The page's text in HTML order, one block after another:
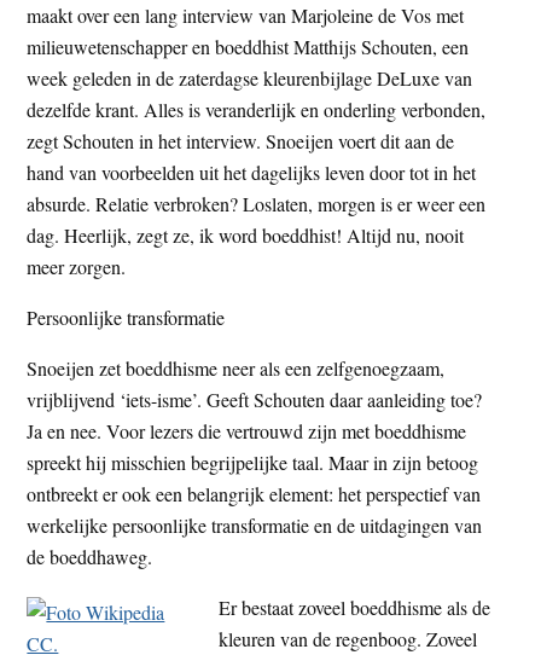
maakt over een lang interview van Marjoleine de Vos met
milieuwetenschapper en boeddhist Matthijs Schouten, een
week geleden in de zaterdagse kleurenbijlage DeLuxe van
dezelfde krant. Alles is veranderlijk en onderling verbonden,
zegt Schouten in het interview. Snoeijen voert dit aan de
hand van voorbeelden uit het dagelijks leven door tot in het
absurde. Relatie verbroken? Loslaten, morgen is er weer een
dag. Heerlijk, zegt ze, ik word boeddhist! Altijd nu, nooit
meer zorgen.
Persoonlijke transformatie
Snoeijen zet boeddhisme neer als een zelfgenoegzaam,
vrijblijvend ‘iets-isme’. Geeft Schouten daar aanleiding toe?
Ja en nee. Voor lezers die vertrouwd zijn met boeddhisme
spreekt hij misschien begrijpelijke taal. Maar in zijn betoog
ontbreekt er ook een belangrijk element: het perspectief van
werkelijke persoonlijke transformatie en de uitdagingen van
de boeddhaweg.
Er bestaat zoveel boeddhisme als de
kleuren van de regenboog. Zoveel